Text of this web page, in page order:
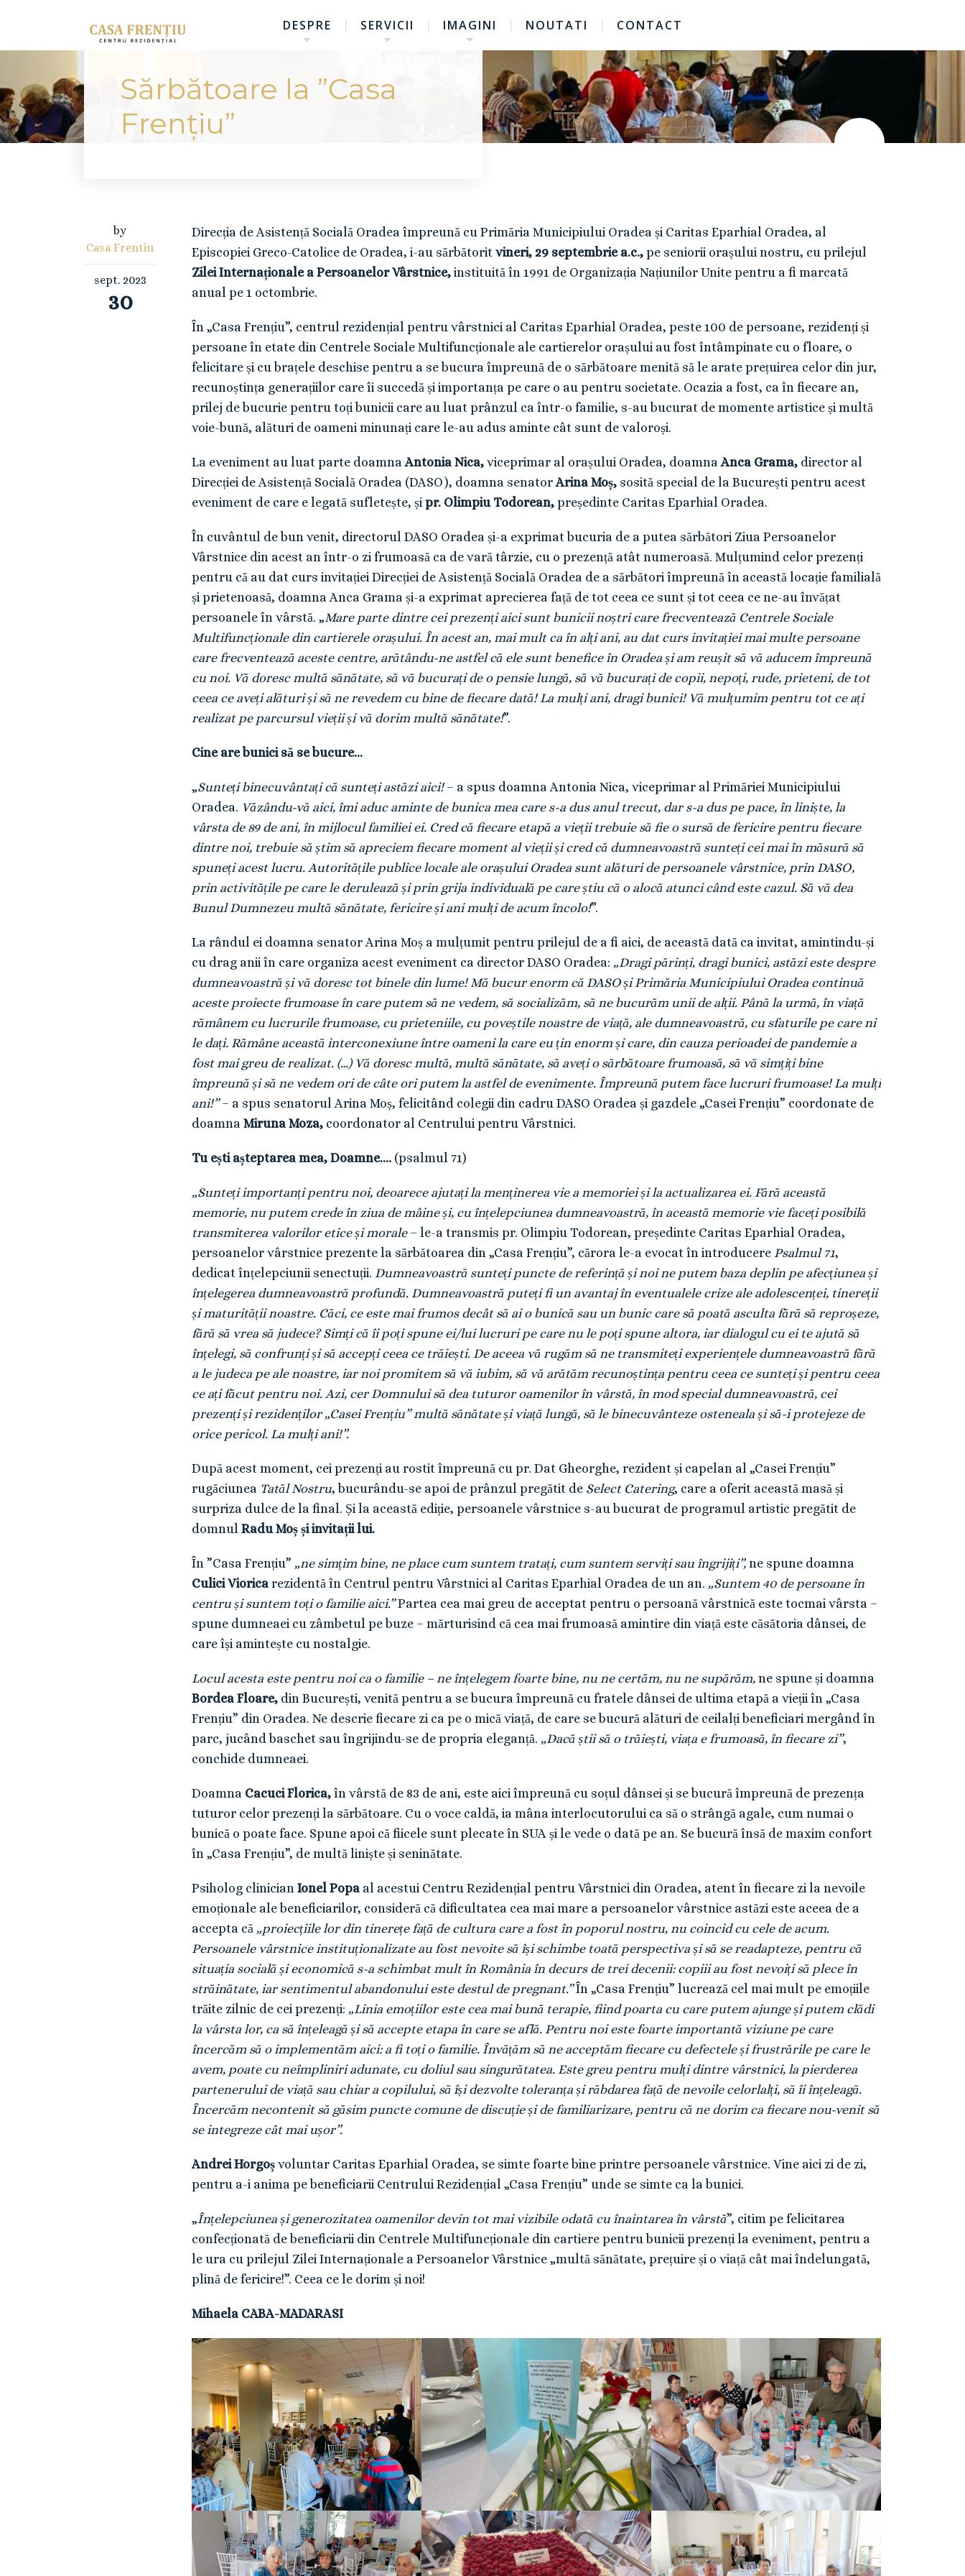
DESPRE SERVICII IMAGINI NOUTATI CONTACT
Sărbătoare la ”Casa
Frențiu”
by
Casa Frentiu
sept. 2023
30
Direcția de Asistență Socială Oradea împreună cu Primăria Municipiului Oradea și Caritas Eparhial Oradea, al
Episcopiei Greco-Catolice de Oradea, i-au sărbătorit vineri, 29 septembrie a.c., pe seniorii orașului nostru, cu prilejul
Zilei Internaționale a Persoanelor Vârstnice, instituită în 1991 de Organizația Națiunilor Unite pentru a fi marcată
anual pe 1 octombrie.
În „Casa Frențiu”, centrul rezidențial pentru vârstnici al Caritas Eparhial Oradea, peste 100 de persoane, rezidenți și
persoane în etate din Centrele Sociale Multifuncționale ale cartierelor orașului au fost întâmpinate cu o floare, o
felicitare și cu brațele deschise pentru a se bucura împreună de o sărbătoare menită să le arate prețuirea celor din jur,
recunoștința generațiilor care îi succedă și importanța pe care o au pentru societate. Ocazia a fost, ca în fiecare an,
prilej de bucurie pentru toți bunicii care au luat prânzul ca într-o familie, s-au bucurat de momente artistice și multă
voie-bună, alături de oameni minunați care le-au adus aminte cât sunt de valoroși.
La eveniment au luat parte doamnaAntonia Nica, viceprimar al orașului Oradea, doamnaAnca Grama, director al
Direcției de Asistență Socială Oradea (DASO), doamna senatorArina Moș, sosită special de la București pentru acest
eveniment de care e legată sufletește, și pr. Olimpiu Todorean, președinte Caritas Eparhial Oradea.
În cuvântul de bun venit, directorul DASO Oradea și-a exprimat bucuria de a putea sărbători Ziua Persoanelor
Vârstnice din acest an într-o zi frumoasă ca de vară târzie, cu o prezență atât numeroasă. Mulțumind celor prezenți
pentru că au dat curs invitației Direcției de Asistență Socială Oradea de a sărbători împreună în această locație familială
și prietenoasă, doamna Anca Grama și-a exprimat aprecierea față de tot ceea ce sunt și tot ceea ce ne-au învățat
persoanele în vârstă. „Mare parte dintre cei prezenți aici sunt bunicii noștri care frecventează Centrele Sociale
Multifuncționale din cartierele orașului. În acest an, mai mult ca în alți ani, au dat curs invitației mai multe persoane
care frecventează aceste centre, arătându-ne astfel că ele sunt benefice în Oradea și am reușit să vă aducem împreună
cu noi. Vă doresc multă sănătate, să vă bucurați de o pensie lungă, să vă bucurați de copii, nepoți, rude, prieteni, de tot
ceea ce aveți alături și să ne revedem cu bine de fiecare dată! La mulți ani, dragi bunici! Vă mulțumim pentru tot ce ați
realizat pe parcursul vieții și vă dorim multă sănătate!”.
Cine are bunici să se bucure…
„Sunteți binecuvântați că sunteți astăzi aici!– a spus doamna Antonia Nica, viceprimar al Primăriei Municipiului
Oradea. Văzându-vă aici, îmi aduc aminte de bunica mea care s-a dus anul trecut, dar s-a dus pe pace, în liniște, la
vârsta de 89 de ani, în mijlocul familiei ei. Cred că fiecare etapă a vieții trebuie să fie o sursă de fericire pentru fiecare
dintre noi, trebuie să știm să apreciem fiecare moment al vieții și cred că dumneavoastră sunteți cei mai în măsură să
spuneți acest lucru. Autoritățile publice locale ale orașului Oradea sunt alături de persoanele vârstnice, prin DASO,
prin activitățile pe care le derulează și prin grija individuală pe care știu că o alocă atunci când este cazul. Să vă dea
Bunul Dumnezeu multă sănătate, fericire și ani mulți de acum încolo!”.
La rândul ei doamna senator Arina Moș a mulțumit pentru prilejul de a fi aici, de această dată ca invitat, amintindu-și
cu drag anii în care organiza acest eveniment ca director DASO Oradea: „Dragi părinți, dragi bunici, astăzi este despre
dumneavoastră și vă doresc tot binele din lume! Mă bucur enorm că DASO și Primăria Municipiului Oradea continuă
aceste proiecte frumoase în care putem să ne vedem, să socializăm, să ne bucurăm unii de alții. Până la urmă, în viață
rămânem cu lucrurile frumoase, cu prieteniile, cu poveștile noastre de viață, ale dumneavoastră, cu sfaturile pe care ni
le dați. Rămâne această interconexiune între oameni la care eu țin enorm și care, din cauza perioadei de pandemie a
fost mai greu de realizat. (…) Vă doresc multă, multă sănătate, să aveți o sărbătoare frumoasă, să vă simțiți bine
împreună și să ne vedem ori de câte ori putem la astfel de evenimente. Împreună putem face lucruri frumoase! La mulți
ani!”– a spus senatorul Arina Moș, felicitând colegii din cadru DASO Oradea și gazdele „Casei Frențiu” coordonate de
doamna Miruna Moza, coordonator al Centrului pentru Vârstnici.
Tu ești așteptarea mea, Doamne…. (psalmul 71)
„Sunteți importanți pentru noi, deoarece ajutați la menținerea vie a memoriei și la actualizarea ei. Fără această
memorie, nu putem crede în ziua de mâine și, cu înțelepciunea dumneavoastră, în această memorie vie faceți posibilă
transmiterea valorilor etice și morale– le-a transmis pr. Olimpiu Todorean, președinte Caritas Eparhial Oradea,
persoanelor vârstnice prezente la sărbătoarea din „Casa Frențiu”, cărora le-a evocat în introducere Psalmul 71,
dedicat înțelepciunii senectuții. Dumneavoastră sunteți puncte de referință și noi ne putem baza deplin pe afecțiunea și
înțelegerea dumneavoastră profundă. Dumneavoastră puteți fi un avantaj în eventualele crize ale adolescenței, tinereții
și maturității noastre. Căci, ce este mai frumos decât să ai o bunică sau un bunic care să poată asculta fără să reproșeze,
fără să vrea să judece? Simți că îi poți spune ei/lui lucruri pe care nu le poți spune altora, iar dialogul cu ei te ajută să
înțelegi, să confrunți și să accepți ceea ce trăiești. De aceea vă rugăm să ne transmiteți experiențele dumneavoastră fără
a le judeca pe ale noastre, iar noi promitem să vă iubim, să vă arătăm recunoștința pentru ceea ce sunteți și pentru ceea
ce ați făcut pentru noi. Azi, cer Domnului să dea tuturor oamenilor în vârstă, în mod special dumneavoastră, cei
prezenți și rezidenților „Casei Frențiu” multă sănătate și viață lungă, să le binecuvânteze osteneala și să-i protejeze de
orice pericol. La mulți ani!”.
După acest moment, cei prezenți au rostit împreună cu pr. Dat Gheorghe, rezident și capelan al „Casei Frențiu”
rugăciunea Tatăl Nostru, bucurându-se apoi de prânzul pregătit de Select Catering, care a oferit această masă și
surpriza dulce de la final. Și la această ediție, persoanele vârstnice s-au bucurat de programul artistic pregătit de
domnul Radu Moș și invitații lui.
În ”Casa Frențiu” „ne simțim bine, ne place cum suntem tratați, cum suntem serviți sau îngrijiți”, ne spune doamna
Culici Viorica rezidentă în Centrul pentru Vârstnici al Caritas Eparhial Oradea de un an. „Suntem 40 de persoane în
centru și suntem toți o familie aici.”Partea cea mai greu de acceptat pentru o persoană vârstnică este tocmai vârsta –
spune dumneaei cu zâmbetul pe buze – mărturisind că cea mai frumoasă amintire din viață este căsătoria dânsei, de
care își amintește cu nostalgie.
Locul acesta este pentru noi ca o familie – ne înțelegem foarte bine, nu ne certăm, nu ne supărăm, ne spune și doamna
Bordea Floare, din București, venită pentru a se bucura împreună cu fratele dânsei de ultima etapă a vieții în „Casa
Frențiu” din Oradea. Ne descrie fiecare zi ca pe o mică viață, de care se bucură alături de ceilalți beneficiari mergând în
parc, jucând baschet sau îngrijindu-se de propria eleganță. „Dacă știi să o trăiești, viața e frumoasă, în fiecare zi”,
conchide dumneaei.
Doamna Cacuci Florica, în vârstă de 83 de ani, este aici împreună cu soțul dânsei și se bucură împreună de prezența
tuturor celor prezenți la sărbătoare. Cu o voce caldă, ia mâna interlocutorului ca să o strângă agale, cum numai o
bunică o poate face. Spune apoi că fiicele sunt plecate în SUA și le vede o dată pe an. Se bucură însă de maxim confort
în „Casa Frențiu”, de multă liniște și seninătate.
Psiholog clinician Ionel Popa al acestui Centru Rezidențial pentru Vârstnici din Oradea, atent în fiecare zi la nevoile
emoționale ale beneficiarilor, consideră că dificultatea cea mai mare a persoanelor vârstnice astăzi este aceea de a
accepta că „proiecțiile lor din tinerețe față de cultura care a fost în poporul nostru, nu coincid cu cele de acum.
Persoanele vârstnice instituționalizate au fost nevoite să își schimbe toată perspectiva și să se readapteze, pentru că
situația socială și economică s-a schimbat mult în România în decurs de trei decenii: copiii au fost nevoiți să plece în
străinătate, iar sentimentul abandonului este destul de pregnant.”În „Casa Frențiu” lucrează cel mai mult pe emoțiile
trăite zilnic de cei prezenți: „Linia emoțiilor este cea mai bună terapie, fiind poarta cu care putem ajunge și putem clădi
la vârsta lor, ca să înțeleagă și să accepte etapa în care se află. Pentru noi este foarte importantă viziune pe care
încercăm să o implementăm aici: a fi toți o familie. Învățăm să ne acceptăm fiecare cu defectele și frustrările pe care le
avem, poate cu neîmpliniri adunate, cu doliul sau singurătatea. Este greu pentru mulți dintre vârstnici, la pierderea
partenerului de viață sau chiar a copilului, să își dezvolte toleranța și răbdarea față de nevoile celorlalți, să îi înțeleagă.
Încercăm necontenit să găsim puncte comune de discuție și de familiarizare, pentru că ne dorim ca fiecare nou-venit să
se integreze cât mai ușor”.
Andrei Horgoș voluntar Caritas Eparhial Oradea, se simte foarte bine printre persoanele vârstnice. Vine aici zi de zi,
pentru a-i anima pe beneficiarii Centrului Rezidențial „Casa Frențiu” unde se simte ca la bunici.
„Înțelepciunea și generozitatea oamenilor devin tot mai vizibile odată cu înaintarea în vârstă”, citim pe felicitarea
confecționată de beneficiarii din Centrele Multifuncționale din cartiere pentru bunicii prezenți la eveniment, pentru a
le ura cu prilejul Zilei Internaționale a Persoanelor Vârstnice „multă sănătate, prețuire și o viață cât mai îndelungată,
plină de fericire!”. Ceea ce le dorim și noi!
Mihaela CABA-MADARASI